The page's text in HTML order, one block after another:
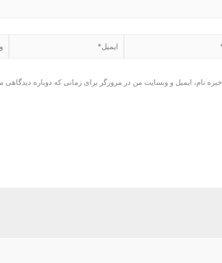
نام، ایمیل و وبسایت من در مرورگر برای زمانی که دوباره